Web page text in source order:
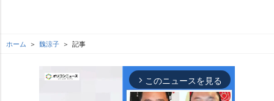
ホーム 魏涼子 記事
arrow_forward_ios このニュースを見る